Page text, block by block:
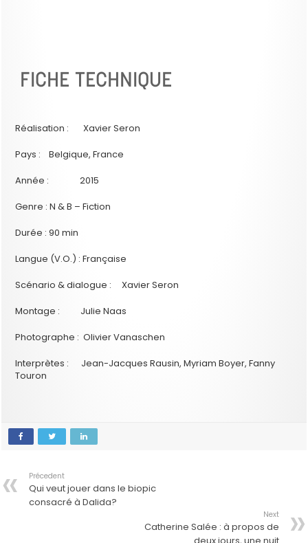
FICHE TECHNIQUE
Réalisation : Xavier Seron
Pays : Belgique, France
Année : 2015
Genre : N & B – Fiction
Durée : 90 min
Langue (V.O.) : Française
Scénario & dialogue : Xavier Seron
Montage : Julie Naas
Photographe : Olivier Vanaschen
Interprètes : Jean-Jacques Rausin, Myriam Boyer, Fanny
Touron
Précedent
Qui veut jouer dans le biopic
consacré à Dalida?
Next
Catherine Salée : à propos de